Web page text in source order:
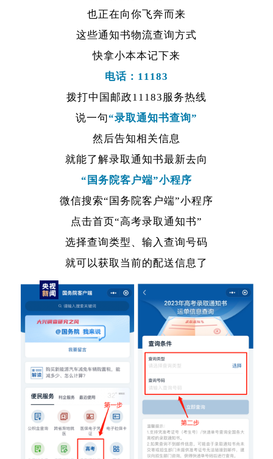
也正在向你飞奔而来
这些通知书物流查询方式
快拿小本本记下来
电话：11183
拨打中国邮政11183服务热线
说一句“录取通知书查询”
然后告知相关信息
就能了解录取通知书最新去向
“国务院客户端”小程序
微信搜索“国务院客户端”小程序
点击首页“高考录取通知书”
选择查询类型、输入查询号码
就可以获取当前的配送信息了